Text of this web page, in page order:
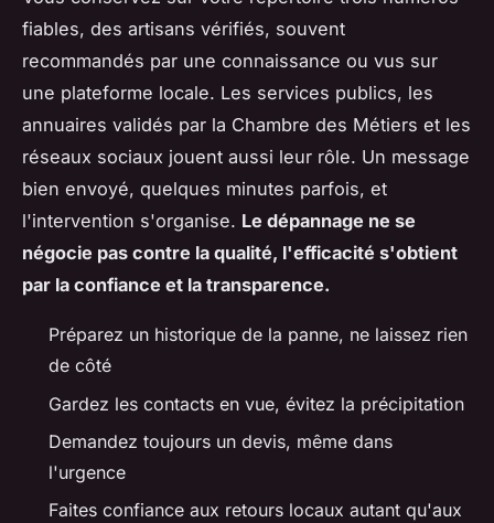
fiables, des artisans vérifiés, souvent
recommandés par une connaissance ou vus sur
une plateforme locale. Les services publics, les
annuaires validés par la Chambre des Métiers et les
réseaux sociaux jouent aussi leur rôle. Un message
bien envoyé, quelques minutes parfois, et
l'intervention s'organise. Le dépannage ne se
négocie pas contre la qualité, l'efficacité s'obtient
par la confiance et la transparence.
Préparez un historique de la panne, ne laissez rien
de côté
Gardez les contacts en vue, évitez la précipitation
Demandez toujours un devis, même dans
l'urgence
Faites confiance aux retours locaux autant qu'aux